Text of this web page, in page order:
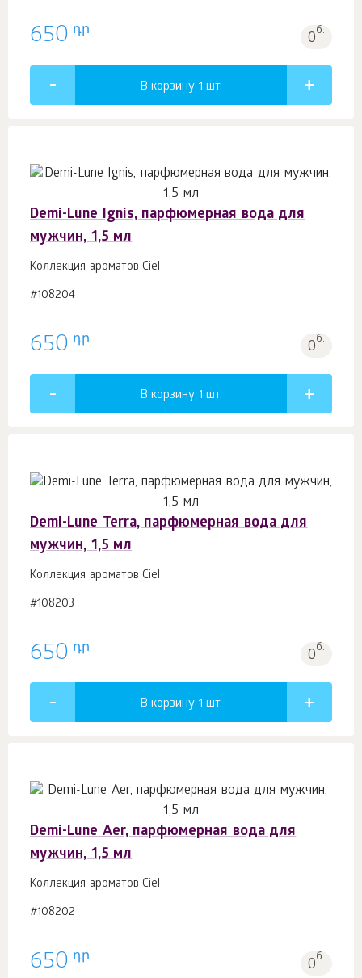
650 դր 0б.
В корзину 1 шт.
Demi-Lune Ignis, парфюмерная вода для
мужчин, 1,5 мл
Коллекция ароматов Ciel
#108204
650 դր 0б.
В корзину 1 шт.
Demi-Lune Terra, парфюмерная вода для
мужчин, 1,5 мл
Коллекция ароматов Ciel
#108203
650 դր 0б.
В корзину 1 шт.
Demi-Lune Aer, парфюмерная вода для
мужчин, 1,5 мл
Коллекция ароматов Ciel
#108202
650 դր 0б.